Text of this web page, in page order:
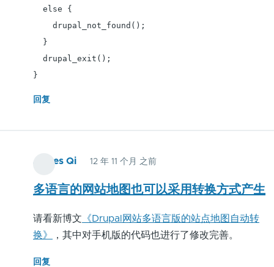
  else {
    drupal_not_found();
  }
  drupal_exit();
}
回复
James Qi 12 年 11 个月 之前
多语言的网站地图也可以采用转换方式产生
请看新博文 《Drupal网站多语言版的站点地图自动转
换》
，其中对手机版的代码也进行了修改完善。
回复